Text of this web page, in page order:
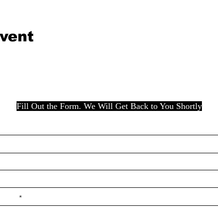
Fill Out the Form. We Will Get Back to You Shortly